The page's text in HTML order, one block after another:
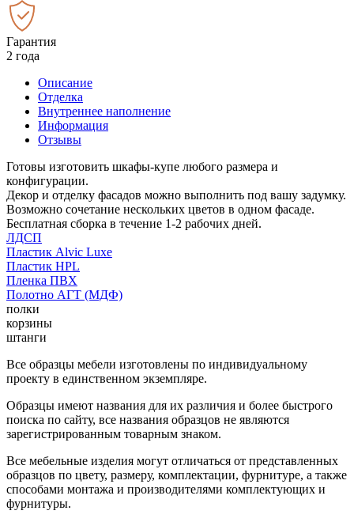
Гарантия
2 года
Описание
Отделка
Внутреннее наполнение
Информация
Отзывы
Готовы изготовить шкафы-купе любого размера и
конфигурации.
Декор и отделку фасадов можно выполнить под вашу задумку.
Возможно сочетание нескольких цветов в одном фасаде.
Бесплатная сборка в течение 1-2 рабочих дней.
ЛДСП
Пластик Alvic Luxe
Пластик HPL
Пленка ПВХ
Полотно АГТ (МДФ)
полки
корзины
штанги
Все образцы мебели изготовлены по индивидуальному
проекту в единственном экземпляре.
Образцы имеют названия для их различия и более быстрого
поиска по сайту, все названия образцов не являются
зарегистрированным товарным знаком.
Все мебельные изделия могут отличаться от представленных
образцов по цвету, размеру, комплектации, фурнитуре, а также
способами монтажа и производителями комплектующих и
фурнитуры.